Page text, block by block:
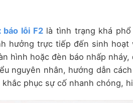
báo lỗi F2là tình trạng khá phổ
hưởng trực tiếp đến sinh
hình hoặc đèn báo nhấp
nguyên nhân, hướng dẫn
phục sự cố nhanh chóng,